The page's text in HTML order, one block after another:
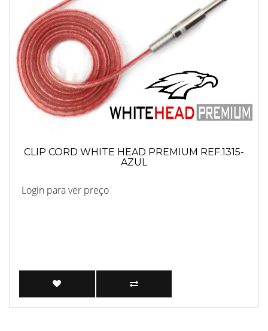
CLIP CORD WHITE HEAD PREMIUM REF.1315-
AZUL
Login para ver preço